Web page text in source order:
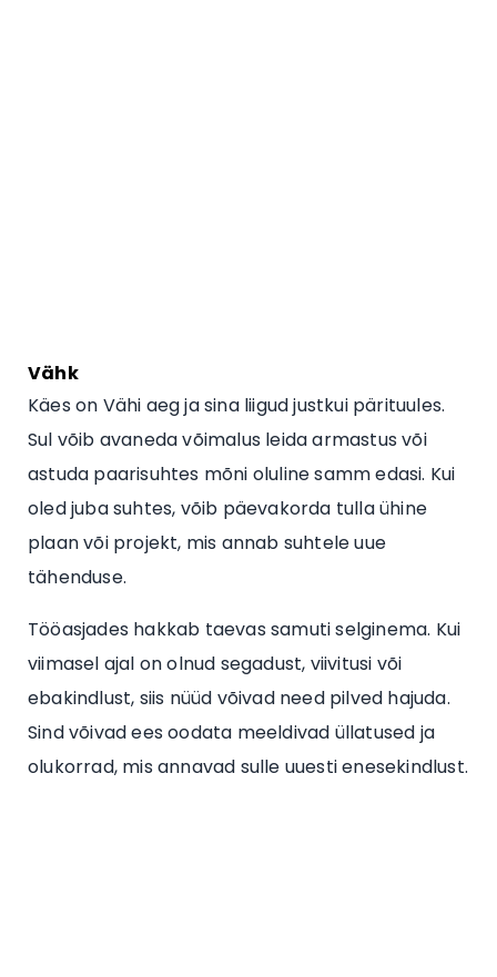
Vähk
Käes on Vähi aeg ja sina liigud justkui pärituules.
Sul võib avaneda võimalus leida armastus või
astuda paarisuhtes mõni oluline samm edasi. Kui
oled juba suhtes, võib päevakorda tulla ühine
plaan või projekt, mis annab suhtele uue
tähenduse.
Tööasjades hakkab taevas samuti selginema. Kui
viimasel ajal on olnud segadust, viivitusi või
ebakindlust, siis nüüd võivad need pilved hajuda.
Sind võivad ees oodata meeldivad üllatused ja
olukorrad, mis annavad sulle uuesti enesekindlust.